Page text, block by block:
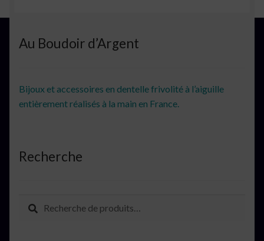
Au Boudoir d’Argent
Bijoux et accessoires en dentelle frivolité à l’aiguille
entièrement réalisés à la main en France.
Recherche
Recherche
pour :
Recherche